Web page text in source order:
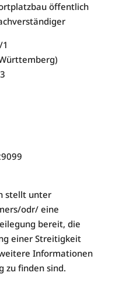
öffentlich
stellt unter
odr/ eine
bereit, die
einer Streitigkeit
Informationen
zu finden sind.